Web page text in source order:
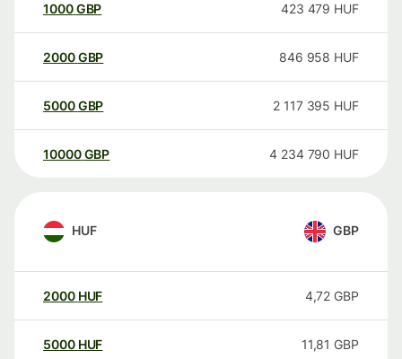
1000GBP 423 479 HUF
2000GBP 846 958 HUF
5000GBP 2 117 395 HUF
10000 GBP 4 234 790 HUF
HUF GBP
2000 HUF 4,72 GBP
5000 HUF 11,81 GBP